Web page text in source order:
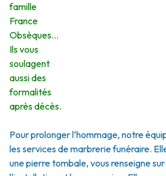
famille
France
Obsèques…
Ils vous
soulagent
aussi des
formalités
après décès.
Pour prolonger l’hommage, notre
les services de marbrerie funéraire.
une pierre tombale, vous renseigne